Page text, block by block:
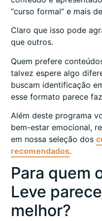
“curso formal” e mais
Claro que isso pode
que outros.
Quem prefere
talvez espere algo
buscam identificação
esse formato parece
Além deste programa
bem-estar emocional,
em nossa seleção dos
recomendados.
Para quem
Leve
melhor?